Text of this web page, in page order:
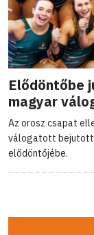
Elődöntőbe
magyar
Az orosz csapat
válogatott bejutott
elődöntőjébe.